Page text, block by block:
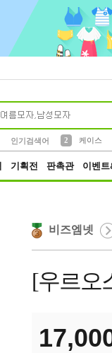
인기검색어
2
케이스
기획전 판촉관 이벤
비즈엠넷
[우르오